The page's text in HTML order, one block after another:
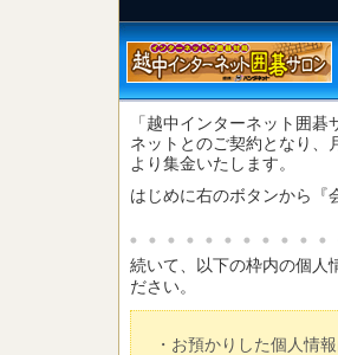
「越中インターネット囲
ネットとのご契約となり、
より集金いたします。
はじめに右のボタンから『
続いて、以下の枠内の個人
ださい。
・お預かりした個人情